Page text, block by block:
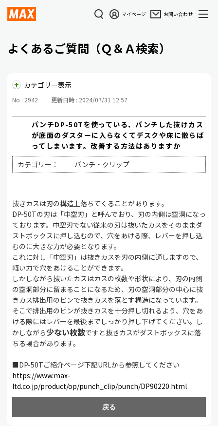
マイページ お問い合わせ
よくあるご質問（Ｑ＆Ａ検索）
カテゴリー表示
No : 2942 更新日時 : 2024/07/31 12:57
パンチDP-50Tを使っている、パンチした抜けカス
が底面のダスターに入らなくてデスクや床に散らば
ってしまいます。改善する方法はありますか
カテゴリー：
パンチ・クリップ
抜きカスは刃の構造上落ちてくることがあります。
DP-50Tの刃は「中空刃」と呼んでおり、刃の内側は空洞になっ
ております。中空刃でない従来の刃は抜いたカスをそのままダ
ストボックスに押し込むので、穴をあける際、レバーを押し込
むのに大きな力が必要となります。
これに対し「中空刃」は抜きカスを刃の内側に通しますので、
軽い力で穴をあけることができます。
しかしながら抜いたカスはカスの枚数や形状により、刃の内側
の空洞部分に留まることになるため、刃の空洞部分の中心に抜
きカス排出用のピンで抜きカスを落とす構造になっています。
そこで排出用のピンが抜きカスを十分押し切れるよう、穴をあ
ける際にはレバーを最後までしっかり押し下げてください。し
かしながら少ない枚数ですと抜きカスがダストボックスに落
ちる場合があります。
■DP-50Tご紹介ページ下記URLから参照してください
https://www.max-
ltd.co.jp/product/op/punch_clip/punch/DP90220.html
戻る